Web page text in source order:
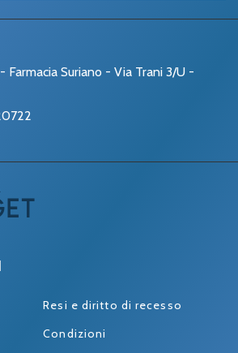
Farmacia Suriano - Via Trani 3/U -
Resi e diritto di recesso
Condizioni